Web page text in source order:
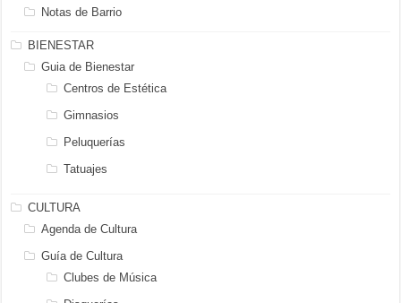
Notas de Barrio
BIENESTAR
Guia de Bienestar
Centros de Estética
Gimnasios
Peluquerías
Tatuajes
CULTURA
Agenda de Cultura
Guía de Cultura
Clubes de Música